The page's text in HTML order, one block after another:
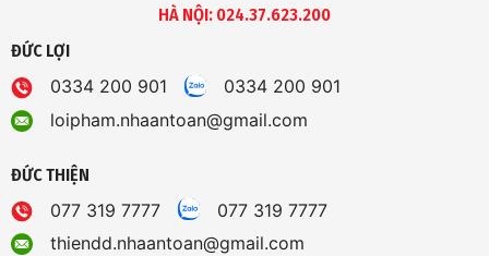
HÀ NỘI: 024.37.623.200
ĐỨC LỢI
0334 200 901
0334 200 901
loipham.nhaantoan@gmail.com
ĐỨC THIỆN
077 319 7777
077 319 7777
thiendd.nhaantoan@gmail.com